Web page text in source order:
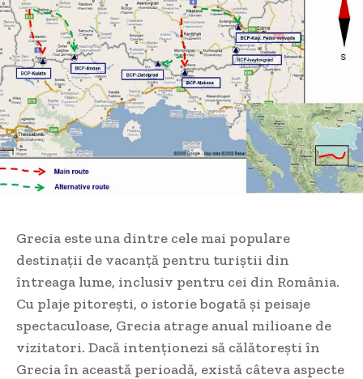
Grecia este una dintre cele mai populare
destinații de vacanță pentru turiștii din
întreaga lume, inclusiv pentru cei din România.
Cu plaje pitorești, o istorie bogată și peisaje
spectaculoase, Grecia atrage anual milioane de
vizitatori. Dacă intenționezi să călătorești în
Grecia în această perioadă, există câteva aspecte